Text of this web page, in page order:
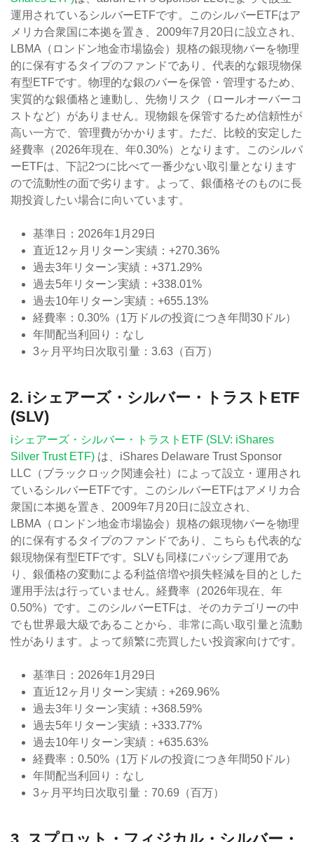
運用されているシルバーETFです。このシルバーETFはア
メリカ合衆国に本拠を置き、2009年7月20日に設立され、
LBMA（ロンドン地金市場協会）規格の銀現物バーを物理
的に保有するタイプのファンドであり、代表的な銀現物保
有型ETFです。物理的な銀のバーを保管・管理するため、
実質的な銀価格と連動し、先物リスク（ロールオーバーコ
ストなど）がありません。現物銀を保管するため信頼性が
高い一方で、管理費がかかります。ただ、比較的安定した
経費率（2026年現在、年0.30%）となります。このシルバ
ーETFは、下記2つに比べて一番少ない取引量となります
ので流動性の面で劣ります。よって、銀価格そのものに長
期投資したい場合に向いています。
基準日：2026年1月29日
直近12ヶ月リターン実績：+270.36%
過去3年リターン実績：+371.29%
過去5年リターン実績：+338.01%
過去10年リターン実績：+655.13%
経費率：0.30%（1万ドルの投資につき年間30ドル）
年間配当利回り：なし
3ヶ月平均日次取引量：3.63（百万）
2. iシェアーズ・シルバー・トラストETF
(SLV)
iシェアーズ・シルバー・トラストETF (SLV: iShares
Silver Trust ETF) は、iShares Delaware Trust Sponsor
LLC（ブラックロック関連会社）によって設立・運用され
ているシルバーETFです。このシルバーETFはアメリカ合
衆国に本拠を置き、2009年7月20日に設立され、
LBMA（ロンドン地金市場協会）規格の銀現物バーを物理
的に保有するタイプのファンドであり、こちらも代表的な
銀現物保有型ETFです。SLVも同様にパッシブ運用であ
り、銀価格の変動による利益倍増や損失軽減を目的とした
運用手法は行っていません。経費率（2026年現在、年
0.50%）です。このシルバーETFは、そのカテゴリーの中
でも世界最大級であることから、非常に高い取引量と流動
性があります。よって頻繁に売買したい投資家向けです。
基準日：2026年1月29日
直近12ヶ月リターン実績：+269.96%
過去3年リターン実績：+368.59%
過去5年リターン実績：+333.77%
過去10年リターン実績：+635.63%
経費率：0.50%（1万ドルの投資につき年間50ドル）
年間配当利回り：なし
3ヶ月平均日次取引量：70.69（百万）